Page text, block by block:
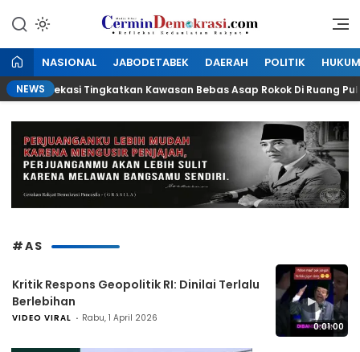
konten
CerminDemokrasi.com
Refleksi Kedaulatan Rakyat
NASIONAL JABODETABEK DAERAH POLITIK HUKUM
NEWSBekasi Tingkatkan Kawasan Bebas Asap Rokok Di Ruang Publik
#AS
Kritik Respons Geopolitik RI: Dinilai Terlalu
Berlebihan
VIDEO VIRAL Rabu, 1 April 2026
▶
0:01:00